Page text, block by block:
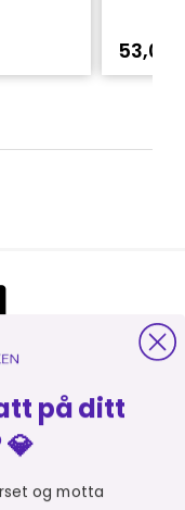
53,00
på ditt
og motta